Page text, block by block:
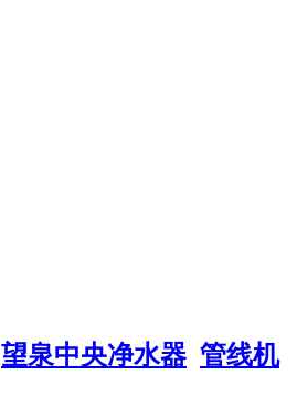
望泉中央净水器 管线机